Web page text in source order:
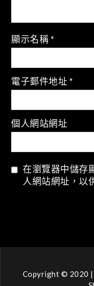
顯示名稱 *
電子郵件地址 *
個人網站網址
在瀏覽器中儲存
人網站網址，以
Copyright © 2020 |